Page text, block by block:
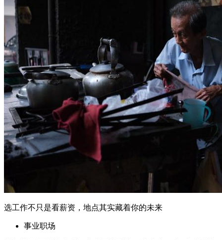
选工作不只是看薪资，地点其实藏着你的未来
事业职场